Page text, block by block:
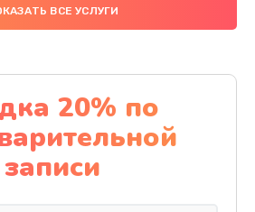
GPS модуля
Заказать
разъема SIM-карты
880 руб.
Заказать
ВСЕ УСЛУГИ
20% по
записи